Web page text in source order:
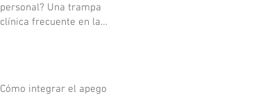
personal? Una trampa
clínica frecuente en la
Cómo integrar el apego